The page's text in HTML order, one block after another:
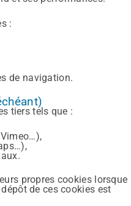
:
de navigation.
tiers tels que :
propres cookies lorsque
de ces cookies est